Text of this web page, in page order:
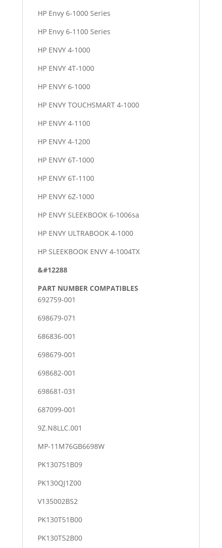
HP Envy 6-1000 Series
HP Envy 6-1100 Series
HP ENVY 4-1000
HP ENVY 4T-1000
HP ENVY 6-1000
HP ENVY TOUCHSMART 4-1000
HP ENVY 4-1100
HP ENVY 4-1200
HP ENVY 6T-1000
HP ENVY 6T-1100
HP ENVY 6Z-1000
HP ENVY SLEEKBOOK 6-1006sa
HP ENVY ULTRABOOK 4-1000
HP SLEEKBOOK ENVY 4-1004TX
&#12288
PART NUMBER COMPATIBLES
692759-001
698679-071
686836-001
698679-001
698682-001
698681-031
687099-001
9Z.N8LLC.001
MP-11M76GB6698W
PK130751B09
PK130QJ1Z00
V135002BS2
PK130T51B00
PK130T52B00